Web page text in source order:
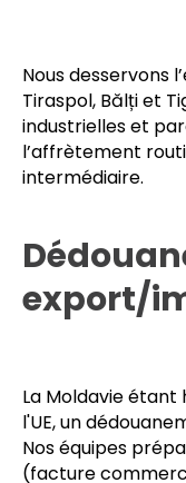
unité chimique
sous délai
Nous desservons
l’affrètement
export/